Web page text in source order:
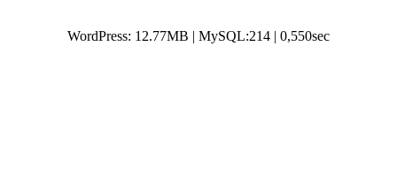
WordPress: 12.77MB | MySQL:214 | 0,550sec